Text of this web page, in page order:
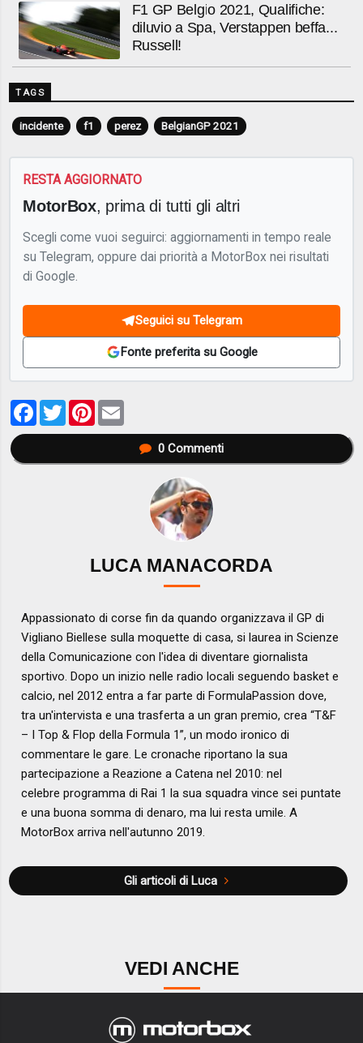
F1 GP Belgio 2021, Qualifiche:
diluvio a Spa, Verstappen beffa...
Russell!
TAGS
incidente f1 perez BelgianGP 2021
RESTA AGGIORNATO
MotorBox, prima di tutti gli altri
Scegli come vuoi seguirci: aggiornamenti in tempo reale
su Telegram, oppure dai priorità a MotorBox nei risultati
di Google.
Seguici su Telegram
Fonte preferita su Google
Facebook
TwitterPinterest
0Commenti
LUCA MANACORDA
Appassionato di corse fin da quando organizzava il GP di
Vigliano Biellese sulla moquette di casa, si laurea in Scienze
della Comunicazione con l'idea di diventare giornalista
sportivo. Dopo un inizio nelle radio locali seguendo basket e
calcio, nel 2012 entra a far parte di FormulaPassion dove,
tra un'intervista e una trasferta a un gran premio, crea “T&F
– I Top & Flop della Formula 1”, un modo ironico di
commentare le gare. Le cronache riportano la sua
partecipazione a Reazione a Catena nel 2010: nel
celebre programma di Rai 1 la sua squadra vince sei puntate
e una buona somma di denaro, ma lui resta umile. A
MotorBox arriva nell'autunno 2019.
Gli articoli di Luca
VEDI ANCHE